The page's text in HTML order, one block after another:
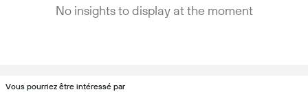
No insights to display at the moment
Vous pourriez être intéressé par